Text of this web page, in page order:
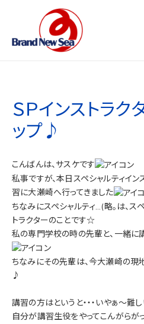
ＳＰインストラク
ップ♪
こんばんは、サスケです
私事ですが、本日スペシャルティイン
習に大瀬崎へ行ってきました
ちなみにスペシャルティ…(略。は、ス
トラクターのことです☆
私の専門学校の時の先輩と、一緒に
ちなみにその先輩は、今大瀬崎の現
♪
講習の方はというと・・・いやぁ～難し
自分が講習生役をやってこんがらが